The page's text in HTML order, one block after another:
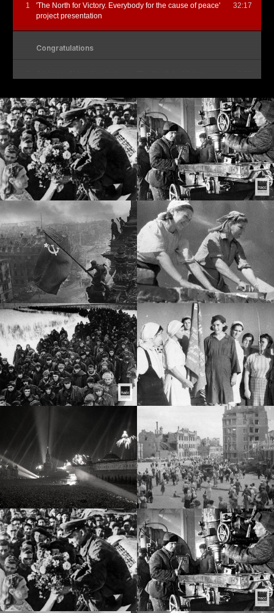
1
'The North for Victory. Everybody for the cause of peace'
project presentation
32:17
Congratulations
3
Address of Alexander Gromut, chairman of the district
public organization of veterans
4:25
4 Address of Natalia Komarova, Ugra Governor 2:03
5
Обращение президента Общественной
организации «Спасение Югры» Людмилы
Алферовой
3:31
6
Обращение заместителя Председателя Думы Югры
Натальи Западновой
2:08
7
Обращение члена Союза писателей России Марии
Волдиной
1:49
Youth Parliament
8 Документальный фильм #ПОБЕДАОДНАНАВСЕХ 34:06
9 Победа – одна на всех. Пловдив Алёша 0:53
10 Помните! #япосещаю 2:53
История одной фронтовой любви 15:17
12 Победа – одна на всех! 2012 год 22:17